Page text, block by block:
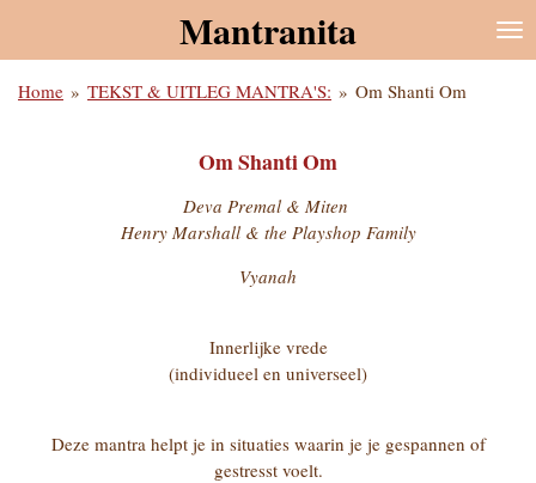
de
Mantranita
Home » TEKST & UITLEG MANTRA'S: » Om Shanti Om
Om Shanti Om
Deva Premal & Miten
Henry Marshall & the Playshop Family
Vyanah
Innerlijke vrede
(individueel en universeel)
Deze mantra helpt je in situaties waarin je je gespannen of
gestresst voelt.